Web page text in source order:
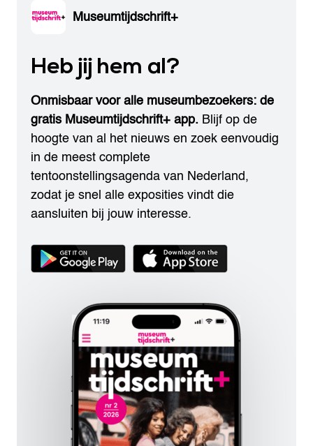
Museumtijdschrift+
Heb jij hem al?
Onmisbaar voor alle museumbezoekers: de
gratis Museumtijdschrift+ app. Blijf op de
hoogte van al het nieuws en zoek eenvoudig
in de meest complete
tentoonstellingsagenda van Nederland,
zodat je snel alle exposities vindt die
aansluiten bij jouw interesse.